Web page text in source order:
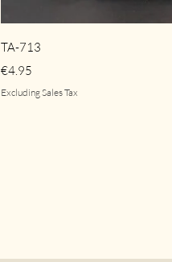
TA-713
Price
€4.95
Excluding Sales Tax